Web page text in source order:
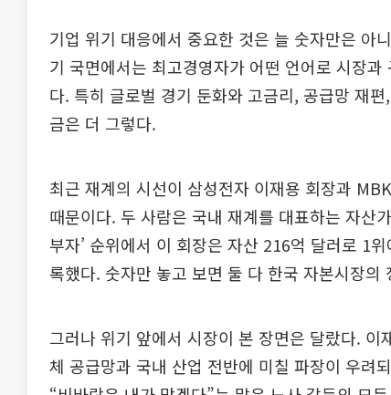
기업 위기 대응에서 중요한 것은 늘 숫자만은 아
기 국면에서는 최고경영자가 어떤 언어로 시장
다. 특히 글로벌 경기 둔화와 고금리, 공급망 재
금은 더 그렇다.
최근 재계의 시선이 삼성전자 이재용 회장과
때문이다. 두 사람은 국내 재계를 대표하는 자산
부자’ 순위에서 이 회장은 자산 216억 달러로 1
록했다. 숫자만 놓고 보면 둘 다 한국 자본시장의
그러나 위기 앞에서 시장이 본 장면은 달랐다.
체 공급망과 국내 산업 전반에 미칠 파장이 우려